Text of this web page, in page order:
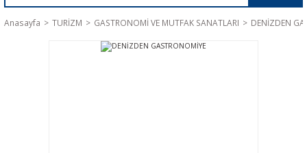
Anasayfa TURİZM GASTRONOMİ VE MUTFAK SANATLARI DENİZDEN